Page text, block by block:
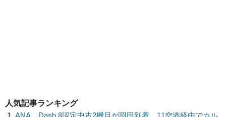
人気記事ランキング
ANA、Dash 8認定中古2機目が羽田到着 11空港経由でカル